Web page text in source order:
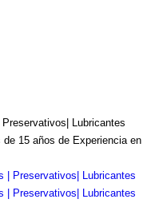
Lubricantes
15 años de Experiencia en